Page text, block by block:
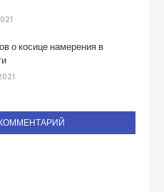
о косице намерения в